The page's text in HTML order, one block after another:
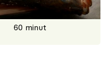
60 minut